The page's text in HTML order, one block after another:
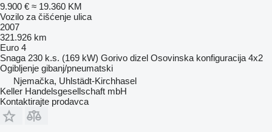
9.900 € ≈ 19.360 KM
Vozilo za čišćenje ulica
2007
321.926 km
Euro 4
Snaga 230 k.s. (169 kW) Gorivo dizel Osovinska konfiguracija 4x2
Ogibljenje gibanj/pneumatski
Njemačka, Uhlstädt-Kirchhasel
Keller Handelsgesellschaft mbH
Kontaktirajte prodavca